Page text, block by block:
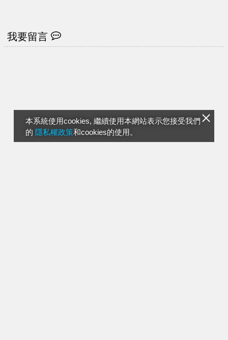
本系統使用cookies, 繼續使用本網站表示您接受我們
的 隱私權政策和cookies的使用。
我要留言